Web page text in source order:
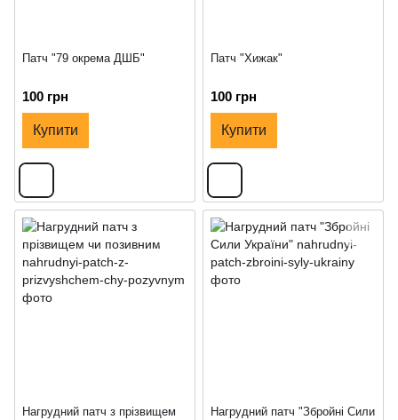
Патч "79 окрема ДШБ"
100 грн
Купити
Патч "Хижак"
100 грн
Купити
Нагрудний патч з прізвищем
Нагрудний патч "Збройні Сили